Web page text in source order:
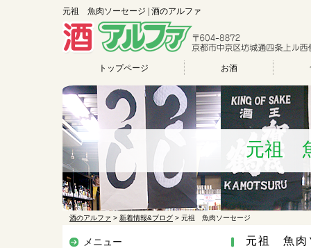
元祖 魚肉ソーセージ | 酒のアルファ
トップページ お酒
元祖
酒のアルファ > 新着情報&ブログ > 元祖 魚肉ソーセージ
元祖 魚肉
メニュー